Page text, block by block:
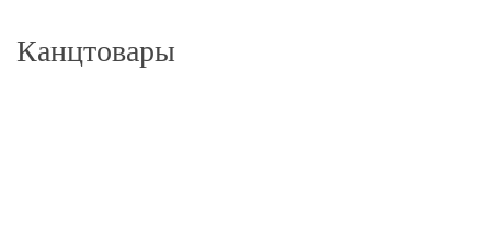
Канцтовары